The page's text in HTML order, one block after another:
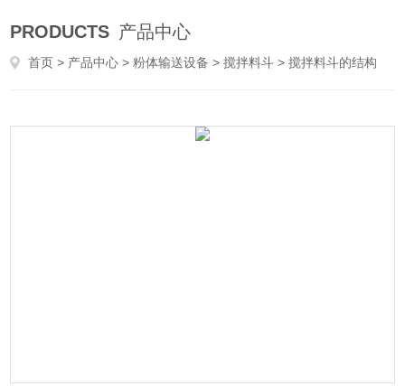
PRODUCTS 产品中心
首页 > 产品中心 >粉体输送设备 >搅拌料斗 > 搅拌料斗的结构